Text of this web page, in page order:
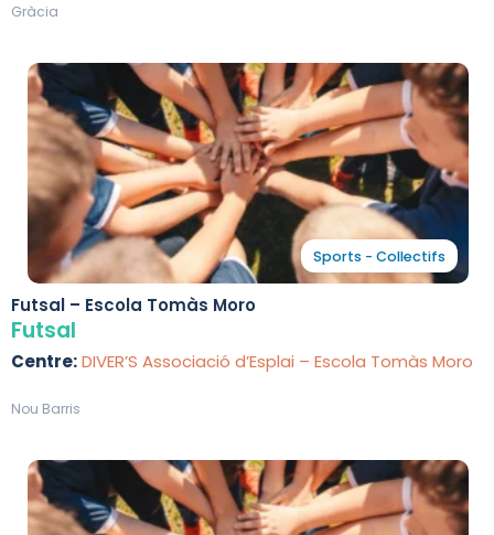
Gràcia
Sports - Collectifs
Futsal – Escola Tomàs Moro
Futsal
Centre:DIVER’S Associació d’Esplai – Escola Tomàs Moro
Nou Barris